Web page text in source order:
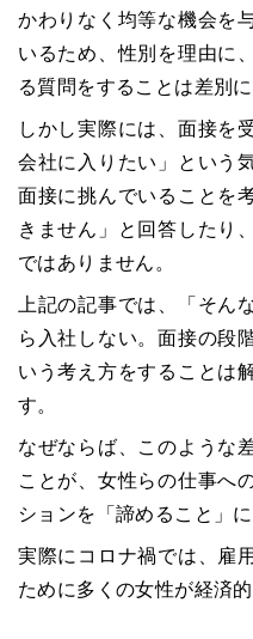
かわりなく均等な機会を
いるため、性別を理由に
る質問をすることは差別
しかし実際には、面接を
会社に入りたい」という
面接に挑んでいることを
きません」と回答したり
ではありません。
上記の記事では、「そん
ら入社しない。面接の段
いう考え方をすることは
す。
なぜならば、このような
ことが、女性らの仕事へ
ションを「諦めること」
実際にコロナ禍では、雇
ために多くの女性が経済